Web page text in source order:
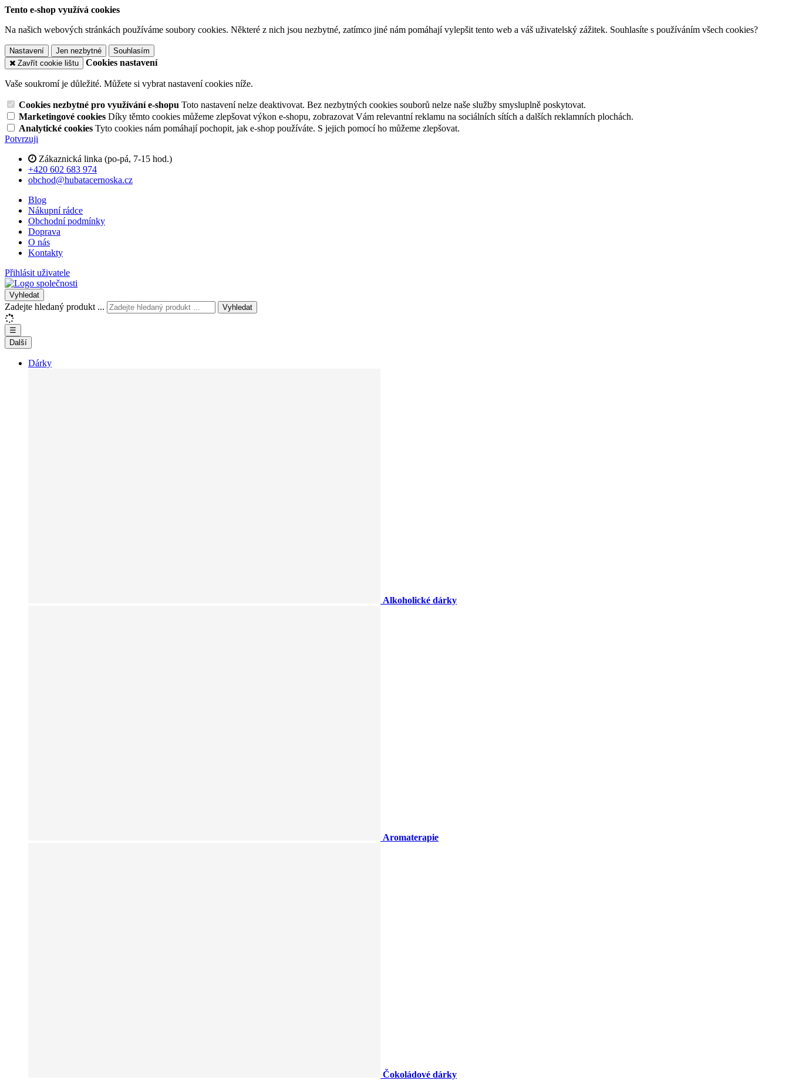
Tento e-shop využívá cookies
Na našich webových stránkách používáme soubory cookies. Některé z nich jsou nezbytné, zatímco jiné nám pomáhají vylepšit tento web a váš uživatelský zážitek. Souhlasíte s používáním všech cookies?
Nastavení Jen nezbytné
Souhlasím
Zavřít cookie lištu
Cookies nastavení
Vaše soukromí je důležité. Můžete si vybrat nastavení cookies níže.
Cookies nezbytné pro využívání e-shopu Toto nastavení nelze deaktivovat. Bez nezbytných cookies souborů nelze naše služby smysluplně poskytovat.
Marketingové cookies Díky těmto cookies můžeme zlepšovat výkon e-shopu, zobrazovat Vám relevantní reklamu na sociálních sítích a dalších reklamních plochách.
Analytické cookies Tyto cookies nám pomáhají pochopit, jak e-shop používáte. S jejich pomocí ho můžeme zlepšovat.
Potvrzuji
Zákaznická linka (po-pá, 7-15 hod.)
+420 602 683 974
obchod@hubatacernoska.cz
Blog
Nákupní rádce
Obchodní podmínky
Doprava
O nás
Kontakty
Přihlásit uživatele
Vyhledat
Zadejte hledaný produkt ... Vyhledat
☰
Další
Dárky
Alkoholické dárky
Aromaterapie
Čokoládové dárky